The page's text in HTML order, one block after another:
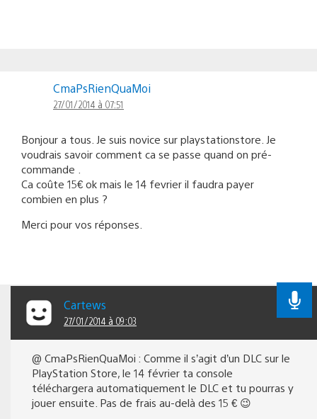
CmaPsRienQuaMoi
27/01/2014 à 07:51
Bonjour a tous. Je suis novice sur playstationstore. Je
voudrais savoir comment ca se passe quand on pré-
commande .
Ca coûte 15€ ok mais le 14 fevrier il faudra payer
combien en plus ?
Merci pour vos réponses.
Cartews
27/01/2014 à 09:03
@ CmaPsRienQuaMoi : Comme il s’agit d’un DLC sur le
PlayStation Store, le 14 février ta console
téléchargera automatiquement le DLC et tu pourras y
jouer ensuite. Pas de frais au-delà des 15 € 😉